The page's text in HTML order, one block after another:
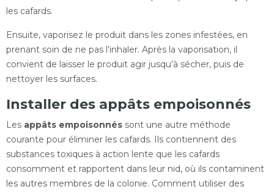
les cafards.
Ensuite, vaporisez le produit dans les zones infestées, en
prenant soin de ne pas l’inhaler. Après la vaporisation, il
convient de laisser le produit agir jusqu’à sécher, puis de
nettoyer les surfaces.
Installer des appâts empoisonnés
Les appâts empoisonnés sont une autre méthode
courante pour éliminer les cafards. Ils contiennent des
substances toxiques à action lente que les cafards
consomment et rapportent dans leur nid, où ils contaminent
les autres membres de la colonie. Comment utiliser des